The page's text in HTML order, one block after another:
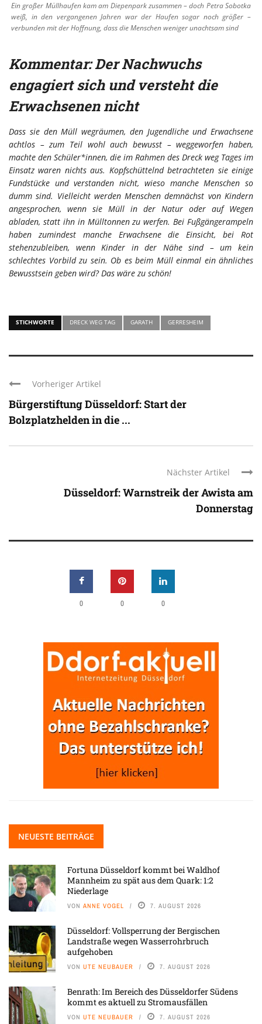
Ein großer Müllhaufen kam am Diepenpark zusammen – doch Petra Sobotka
weiß, in den vergangenen Jahren war der Haufen sogar noch größer –
verbunden mit der Hoffnung, dass die Menschen weniger unachtsam sind
Kommentar: Der Nachwuchs
engagiert sich und versteht die
Erwachsenen nicht
Dass sie den Müll wegräumen, den Jugendliche und Erwachsene
achtlos – zum Teil wohl auch bewusst – weggeworfen haben,
machte den Schüler*innen, die im Rahmen des Dreck weg Tages im
Einsatz waren nichts aus. Kopfschüttelnd betrachteten sie einige
Fundstücke und verstanden nicht, wieso manche Menschen so
dumm sind. Vielleicht werden Menschen demnächst von Kindern
angesprochen, wenn sie Müll in der Natur oder auf Wegen
abladen, statt ihn in Mülltonnen zu werfen. Bei Fußgängerampeln
haben zumindest manche Erwachsene die Einsicht, bei Rot
stehenzubleiben, wenn Kinder in der Nähe sind – um kein
schlechtes Vorbild zu sein. Ob es beim Müll einmal ein ähnliches
Bewusstsein geben wird? Das wäre zu schön!
STICHWORTE DRECK WEG TAG GARATH GERRESHEIM
Vorheriger Artikel
Bürgerstiftung Düsseldorf: Start der
Bolzplatzhelden in die ...
Nächster Artikel
Düsseldorf: Warnstreik der Awista am
Donnerstag
0 0 0
NEUESTE BEITRÄGE
Fortuna Düsseldorf kommt bei Waldhof
Mannheim zu spät aus dem Quark: 1:2
Niederlage
VON ANNE VOGEL 7. AUGUST 2026
Düsseldorf: Vollsperrung der Bergischen
Landstraße wegen Wasserrohrbruch
aufgehoben
VON UTE NEUBAUER 7. AUGUST 2026
Benrath: Im Bereich des Düsseldorfer Südens
kommt es aktuell zu Stromausfällen
VON UTE NEUBAUER 7. AUGUST 2026